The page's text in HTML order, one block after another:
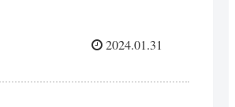
2024.01.31